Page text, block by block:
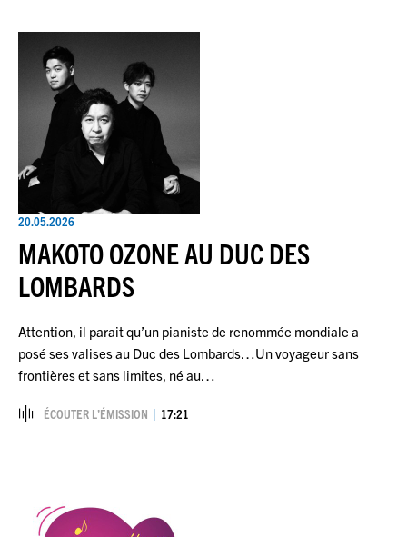
20.05.2026
MAKOTO OZONE AU DUC DES
LOMBARDS
Attention, il parait qu’un pianiste de renommée mondiale a
posé ses valises au Duc des Lombards…Un voyageur sans
frontières et sans limites, né au…
ÉCOUTER L’ÉMISSION 17:21